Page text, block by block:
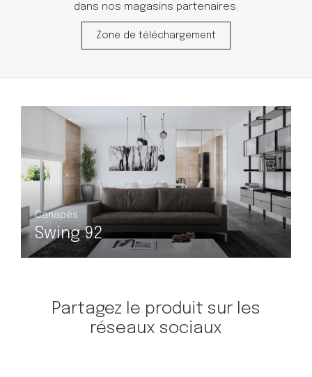
dans nos magasins partenaires.
Zone de téléchargement
Canapés
Swing 107
Partagez le produit sur les
réseaux sociaux